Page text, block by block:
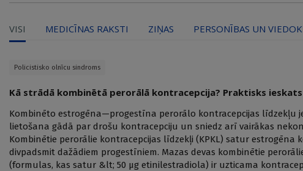
VISI MEDICĪNAS RAKSTI ZIŅAS PERSONĪBAS UN
Policistisko olnīcu sindroms
Kā strādā kombinētā perorālā kontracepcija? Praktisks ieskats
Kombinēto estrogēna—progestīna perorālo kontracepcijas līdzekļu
lietošana gādā par drošu kontracepciju un sniedz arī vairākas
Kombinētie perorālie kontracepcijas līdzekļi (KPKL) satur
divpadsmit dažādiem progestīniem. Mazas devas kombinētie
(formulas, kas satur &lt; 50 µg etinilestradiola) ir uzticama